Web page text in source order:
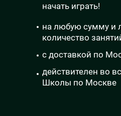
начать играть!
на любую сумму и
количество
действителен во
Школы по Москве
с доставкой по